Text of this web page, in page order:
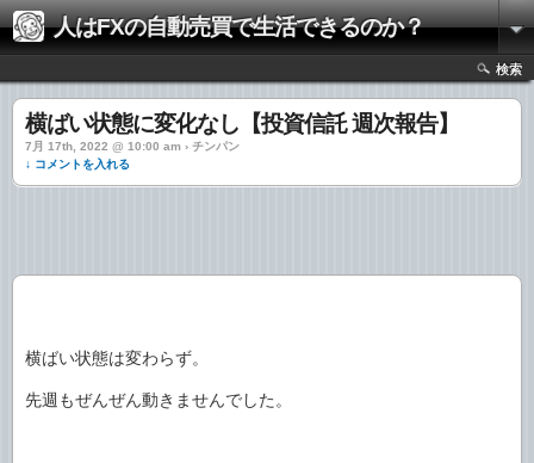
人はFXの自動売買で生活できるのか？
検索
横ばい状態に変化なし【投資信託 週次報告】
7月 17th, 2022 @ 10:00 am › チンパン
↓ コメントを入れる
横ばい状態は変わらず。
先週もぜんぜん動きませんでした。